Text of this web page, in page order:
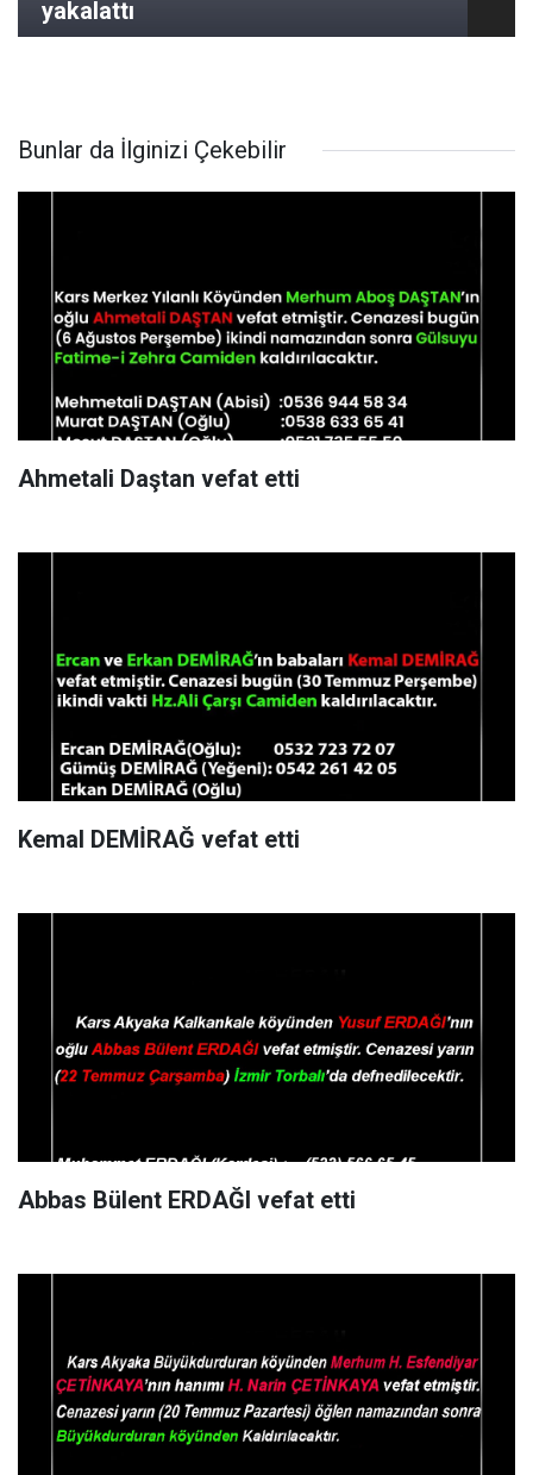
yakalattı
Bunlar da İlginizi Çekebilir
Ahmetali Daştan vefat etti
Kemal DEMİRAĞ vefat etti
Abbas Bülent ERDAĞI vefat etti